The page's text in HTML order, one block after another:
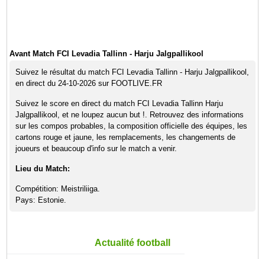
Avant Match FCI Levadia Tallinn - Harju Jalgpallikool
Suivez le résultat du match FCI Levadia Tallinn - Harju Jalgpallikool,
en direct du 24-10-2026 sur FOOTLIVE.FR
Suivez le score en direct du match FCI Levadia Tallinn Harju
Jalgpallikool, et ne loupez aucun but !. Retrouvez des informations
sur les compos probables, la composition officielle des équipes, les
cartons rouge et jaune, les remplacements, les changements de
joueurs et beaucoup d'info sur le match a venir.
Lieu du Match:
Compétition: Meistriliiga.
Pays: Estonie.
Actualité football